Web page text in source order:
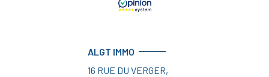
ALGT IMMO
16 RUE DU VERGER,